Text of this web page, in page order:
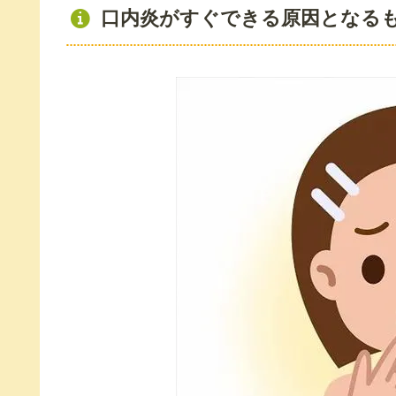
口内炎がすぐできる原因となる